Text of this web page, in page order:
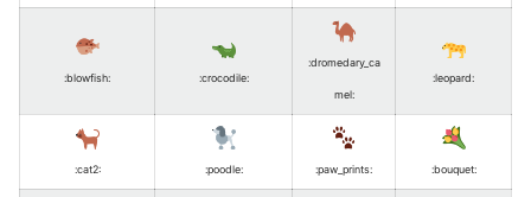
:blowfish: :crocodile:
:dromedary_ca
mel:
:leopard:
:cat2: :poodle: :paw_prints: :bouquet: